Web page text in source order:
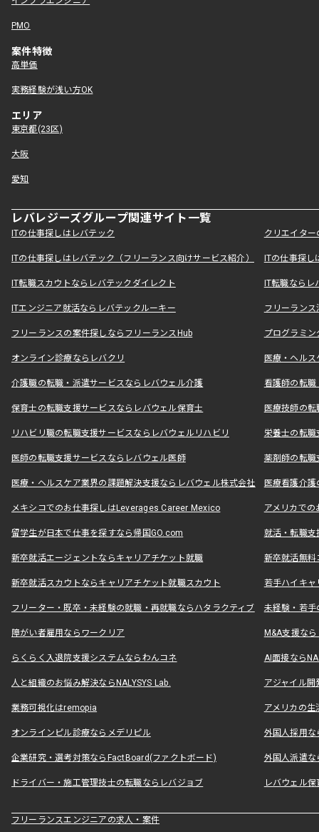
PMO
案件特徴
高単価
実務経験が浅い方OK
エリア
東京都(23区)
大阪
愛知
レバレジーズグループ関連サイト一覧
ITの仕事探しはレバテック クリエイタ
ITの仕事探しはレバテック（フリーランス向けサービス紹介） ITの仕事探
IT転職スカウトならレバテックダイレクト IT転職なら
ITエンジニア就活ならレバテックルーキー フリーラン
フリーランスの案件探しならフリーランスHub プログラミ
オンライン診療ならレバクリ 医療・ヘル
介護職の転職・派遣サービスならレバウェル介護 看護師の転
保育士の転職支援サービスならレバウェル保育士 医療技師の
リハビリ職の転職支援サービスならレバウェルリハビリ 栄養士の転
医師の転職支援サービスならレバウェル医師 薬剤師の転
医療・ヘルスケア業界の課題解決支援ならレバウェル株式会社 医療看護介
メキシコでのお仕事探しはLeverages Career Mexico アメリカで
留学生が日本で仕事を探すなら帰国GO.com 就活・転職
新卒就活エージェントならキャリアチケット就職 新卒就活無料
新卒就活スカウトならキャリアチケット就職スカウト 若手ハイキ
フリーター・既卒・未経験の就職・再就職ならハタラクティブ 未経験・若手
障がい者雇用ならワークリア M&A支援な
らくらく入退院支援システムならわんコネ AI面接なら
人と組織のお悩み解決ならNALYSYS Lab. アジャイル
業務可視化はremopia アメリカの
オンラインピル診療ならメデリピル 外国人採用
企業研究・選考対策ならFactBoard(ファクトボード) 外国人派遣な
ドライバー・施工管理技士の転職ならレバジョブ レバウェル
フリーランスエンジニアの求人・案件